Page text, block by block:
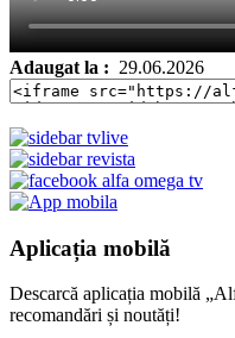
Adaugat la : 29.06.2026
Aplicația mobilă
Descarcă aplicația mobilă
recomandări și noutăți!